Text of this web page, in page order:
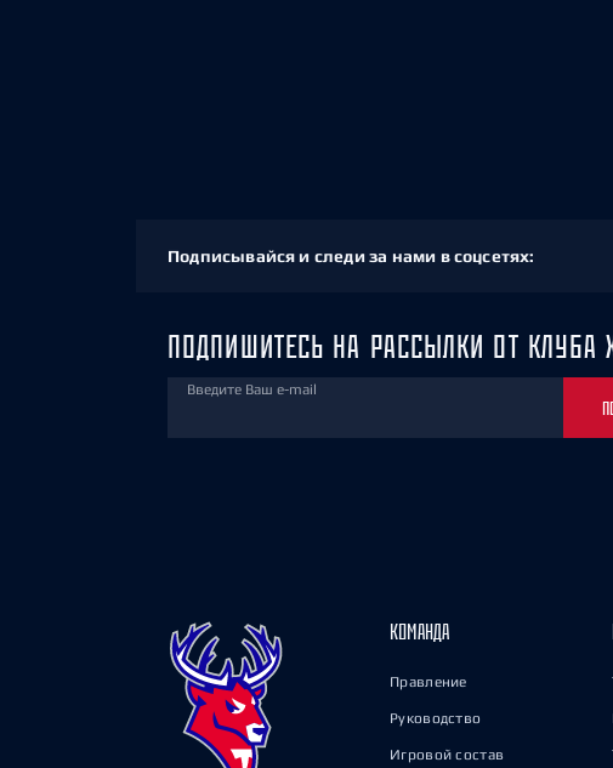
Подписывайся и следи за нами в соцсетях:
ПОДПИШИТЕСЬ НА РАССЫЛКИ ОТ КЛУБА
Введите Ваш e-mail
КОМАНДА
Правление
Руководство
Игровой состав